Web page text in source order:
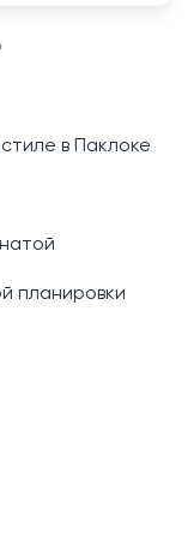
в Паклоке
планировки